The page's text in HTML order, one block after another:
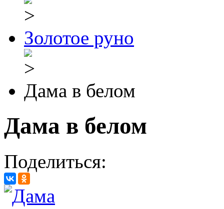
Золотое руно
Дама в белом
Дама в белом
Поделиться: